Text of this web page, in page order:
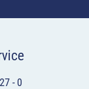
- 0